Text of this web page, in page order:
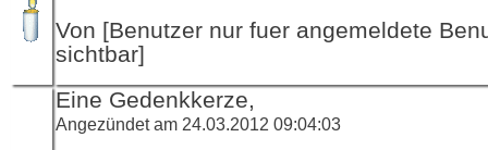
Von [Benutzer nur fuer angemeldete
sichtbar]
Eine Gedenkkerze,
Angezündet am 24.03.2012 09:04:03